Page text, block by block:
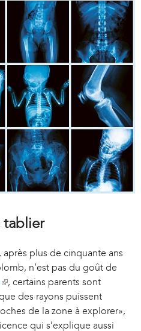
tablier
plus de cinquante ans
n’est pas du goût de
(
l
i
n
, certains parents sont
des rayons puissent
de la zone à explorer»,
qui s’explique aussi